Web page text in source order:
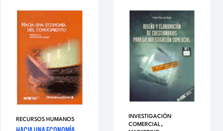
RECURSOS HUMANOS
INVESTIGACIÓN
COMERCIAL,